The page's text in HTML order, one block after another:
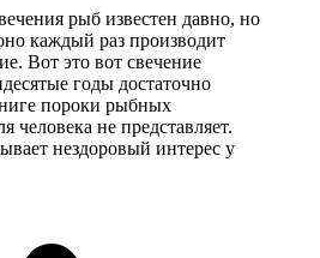
рыб известен давно, но
каждый раз производит
Вот это вот свечение
годы достаточно
пороки рыбных
человека не представляет.
нездоровый интерес у